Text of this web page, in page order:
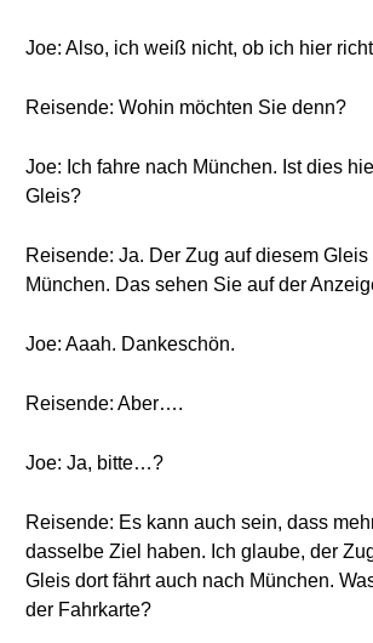
Joe: Also, ich weiß nicht, ob ich hier
Reisende: Wohin möchten Sie denn?
Joe: Ich fahre nach München. Ist dies
Gleis?
Reisende: Ja. Der Zug auf diesem Gleis
München. Das sehen Sie auf der
Joe: Aaah. Dankeschön.
Reisende: Aber….
Joe: Ja, bitte…?
Reisende: Es kann auch sein, dass
dasselbe Ziel haben. Ich glaube, der
Gleis dort fährt auch nach München.
der Fahrkarte?